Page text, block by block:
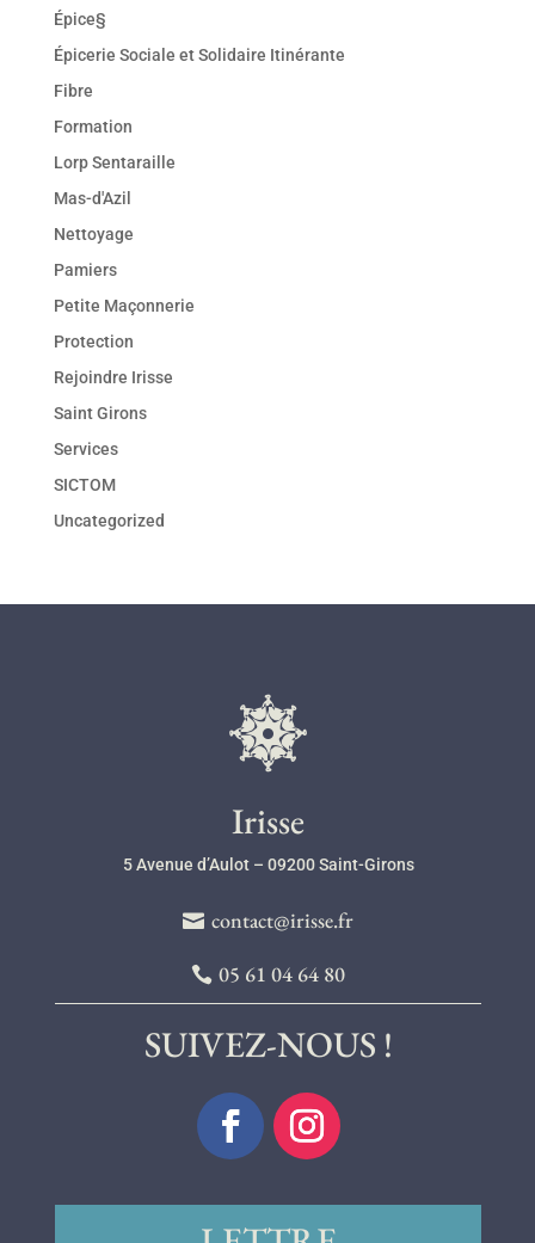
Épice§
Épicerie Sociale et Solidaire Itinérante
Fibre
Formation
Lorp Sentaraille
Mas-d'Azil
Nettoyage
Pamiers
Petite Maçonnerie
Protection
Rejoindre Irisse
Saint Girons
Services
SICTOM
Uncategorized
l
Irisse
5 Avenue d’Aulot – 09200 Saint-Girons
contact@irisse.fr
05 61 04 64 80
SUIVEZ-NOUS !